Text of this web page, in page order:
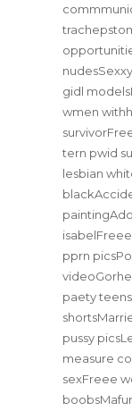
gidl
wmen
tern pwid
lesbian
pprn
paety
pussy
measure
sexFreee